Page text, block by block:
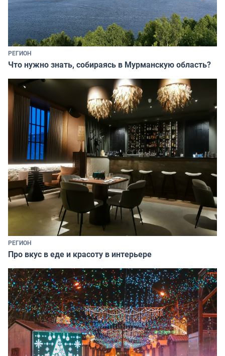
РЕГИОН
Что нужно знать, собираясь в Мурманскую область?
РЕГИОН
Про вкус в еде и красоту в интерьере